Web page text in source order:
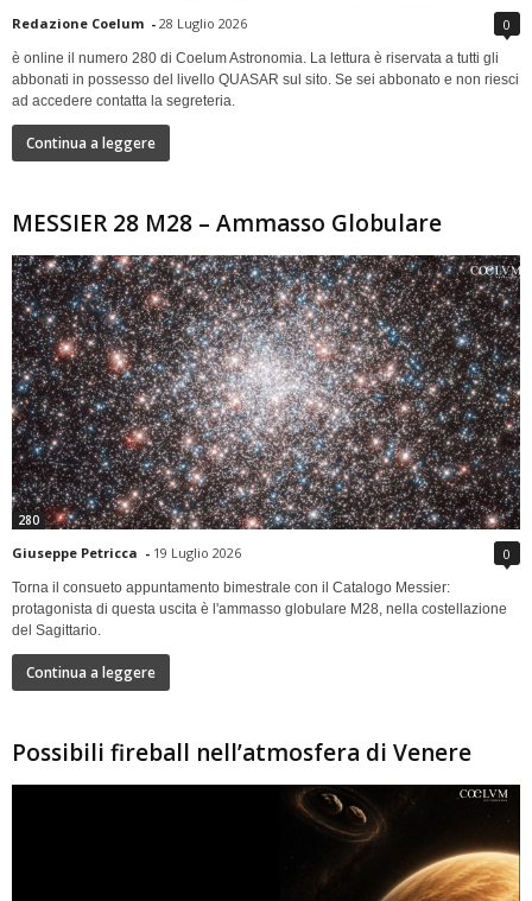
Redazione Coelum - 28 Luglio 2026 0
è online il numero 280 di Coelum Astronomia. La lettura è riservata a tutti gli
abbonati in possesso del livello QUASAR sul sito. Se sei abbonato e non riesci
ad accedere contatta la segreteria.
Continua a leggere
MESSIER 28 M28 – Ammasso Globulare
280
Giuseppe Petricca - 19 Luglio 2026 0
Torna il consueto appuntamento bimestrale con il Catalogo Messier:
protagonista di questa uscita è l'ammasso globulare M28, nella costellazione
del Sagittario.
Continua a leggere
Possibili fireball nell’atmosfera di Venere